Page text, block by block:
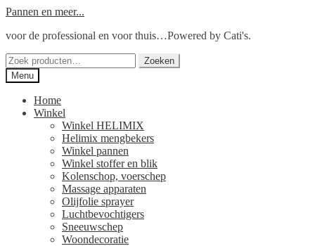
Ga
naar
Ga
de
Pannen en meer...
voor de professional en voor thuis…Powered by Cati's.
Zoeken
naar:
Zoeken
Menu
Home
Winkel
Winkel HELIMIX
Helimix mengbekers
Winkel pannen
Winkel stoffer en blik
Kolenschop, voerschep
Massage apparaten
Olijfolie sprayer
Luchtbevochtigers
Sneeuwschep
Woondecoratie